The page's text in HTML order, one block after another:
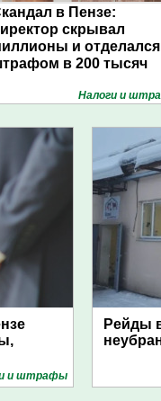
в Пензе:
скрывал
и отделался
в 200 тысяч
Налоги и
и штрафы
Рейды